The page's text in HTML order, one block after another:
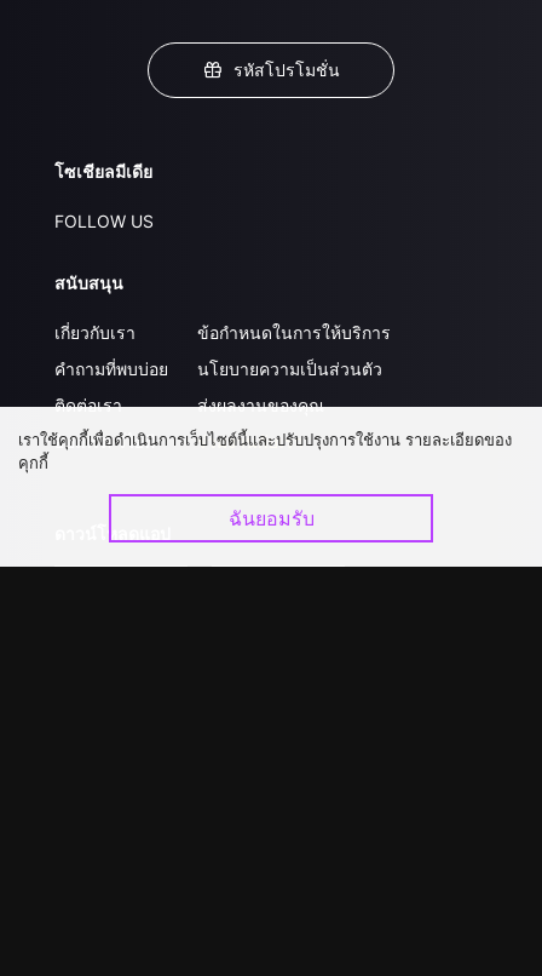
รหัสโปรโมชั่น
โซเชียลมีเดีย
FOLLOW US
สนับสนุน
เกี่ยวกับเรา
คำถามที่พบบ่อย
ติดต่อเรา
อัปเกรด วีไอพี
ข้อกำหนดในการให้บริการ
นโยบายความเป็นส่วนตัว
ส่งผลงานของคุณ
ร่วมงานกับเรา
เราใช้คุกกี้เพื่อดำเนินการเว็บไซต์นี้และปรับปรุงการใช้งาน รายละเอียดของ
คุกกี้
ฉันยอมรับ